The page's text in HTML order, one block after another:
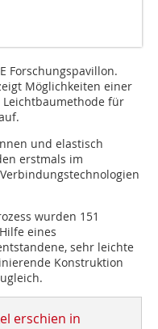
Forschungspavillon.
Möglichkeiten einer
für
und elastisch
erstmals im
wurden 151
eines
sehr leichte
Konstruktion
erschien in